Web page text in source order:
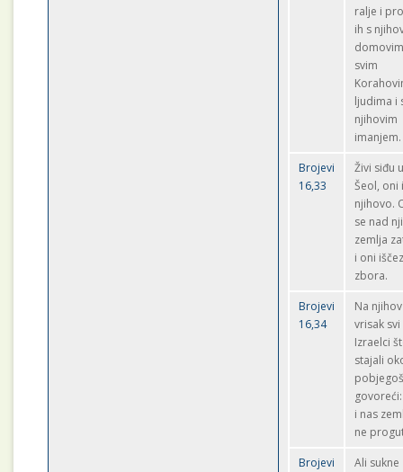
ralje i
ih s
svim
ljudima i
njihovim
imanjem.
Brojevi
16,33
Živi siđu
Šeol, oni
njihovo.
se nad
zemlja
i oni
zbora.
Brojevi
16,34
Na njihov
vrisak svi
Izraelci
stajali
i nas
ne
Brojevi
Ali sukne